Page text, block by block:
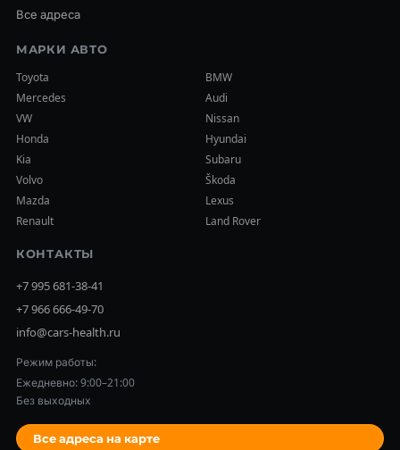
Все адреса
МАРКИ АВТО
Toyota
BMW
Mercedes
Audi
VW
Nissan
Honda
Hyundai
Kia
Subaru
Volvo
Škoda
Mazda
Lexus
Renault
Land Rover
КОНТАКТЫ
+7 995 681-38-41
+7 966 666-49-70
info@cars-health.ru
Режим работы:
Ежедневно: 9:00–21:00
Без выходных
Все адреса на карте